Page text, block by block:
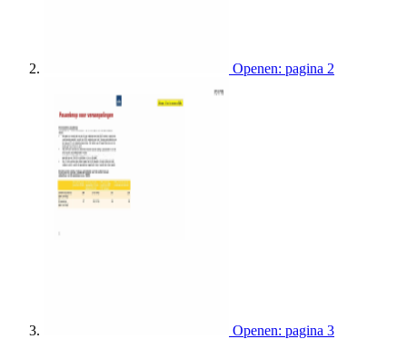
Openen: pagina 2
Openen: pagina 3